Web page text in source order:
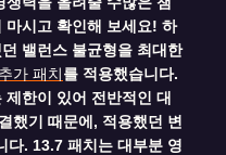
마시고 확인해 보세요! 하
밸런스 불균형을 최대한
추가 패치를 적용했습니다.
한이 있어 전반적인 대
했기 때문에, 적용했던 변
다. 13.7 패치는 대부분 영